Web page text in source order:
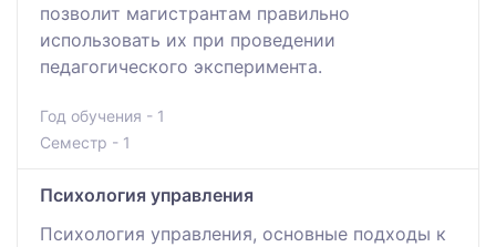
позволит магистрантам правильно
использовать их при проведении
педагогического эксперимента.
Год обучения - 1
Семестр - 1
Психология управления
Психология управления, основные подходы к